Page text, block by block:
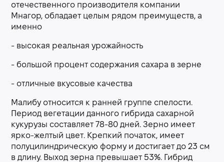
отечественного производителя компании
Мнагор, обладает целым рядом преимуществ, а
именно
- высокая реальная урожайность
- большой процент содержания сахара в зерне
- отличные вкусовые качества
Малибу относится к ранней группе спелости.
Период вегетации данного гибрида сахарной
кукурузы составляет 78-80 дней. Зерно имеет
ярко-желтый цвет. Крепкий початок, имеет
полуцилиндрическую форму и достигает до 23 см
в длину. Выход зерна превышает 53%. Гибрид